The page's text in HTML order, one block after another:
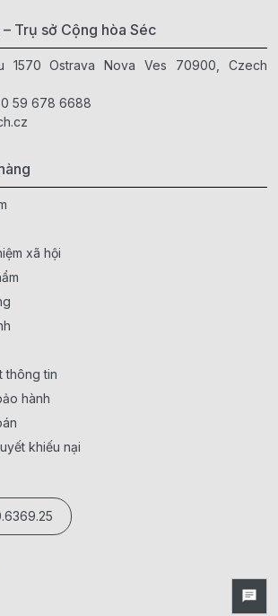
Trụ sở Cộng hòa Séc
1570 Ostrava Nova Ves 70900, Czech
59 678 6688
xã hội
thông tin
hành
khiếu nại